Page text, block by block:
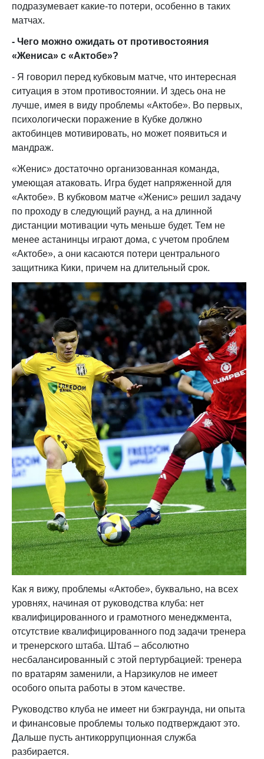
подразумевает какие-то потери, особенно в таких
матчах.
- Чего можно ожидать от противостояния
«Жениса» с «Актобе»?
- Я говорил перед кубковым матче, что интересная
ситуация в этом противостоянии. И здесь она не
лучше, имея в виду проблемы «Актобе». Во первых,
психологически поражение в Кубке должно
актобинцев мотивировать, но может появиться и
мандраж.
«Женис» достаточно организованная команда,
умеющая атаковать. Игра будет напряженной для
«Актобе». В кубковом матче «Женис» решил задачу
по проходу в следующий раунд, а на длинной
дистанции мотивации чуть меньше будет. Тем не
менее астанинцы играют дома, с учетом проблем
«Актобе», а они касаются потери центрального
защитника Кики, причем на длительный срок.
Как я вижу, проблемы «Актобе», буквально, на всех
уровнях, начиная от руководства клуба: нет
квалифицированного и грамотного менеджмента,
отсутствие квалифицированного под задачи тренера
и тренерского штаба. Штаб – абсолютно
несбалансированный с этой пертурбацией: тренера
по вратарям заменили, а Нарзикулов не имеет
особого опыта работы в этом качестве.
Руководство клуба не имеет ни бэкграунда, ни опыта
и финансовые проблемы только подтверждают это.
Дальше пусть антикоррупционная служба
разбирается.